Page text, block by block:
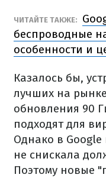
ЧИТАЙТЕ ТАКЖЕ:
беспроводные
особенности и
Казалось бы,
лучших на
обновления 90
подходят для
Однако в Google
не снискала
Поэтому новые